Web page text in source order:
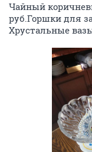
Чайный
руб.Горшки для
Хрустальные